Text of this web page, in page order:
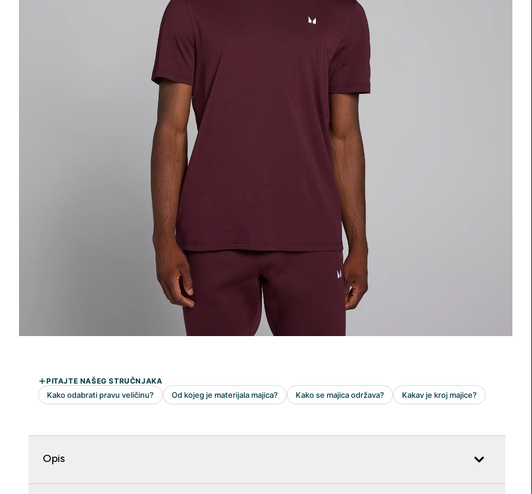
Opis